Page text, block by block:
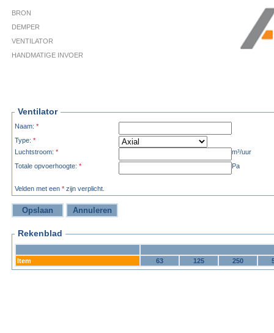
BRON
DEMPER
VENTILATOR
HANDMATIGE INVOER
Ventilator
Naam: *
Type: *
Luchtstroom: *
m³/uur
Totale opvoerhoogte: * Pa
Velden met een * zijn verplicht.
Rekenblad
Item 63 125 250